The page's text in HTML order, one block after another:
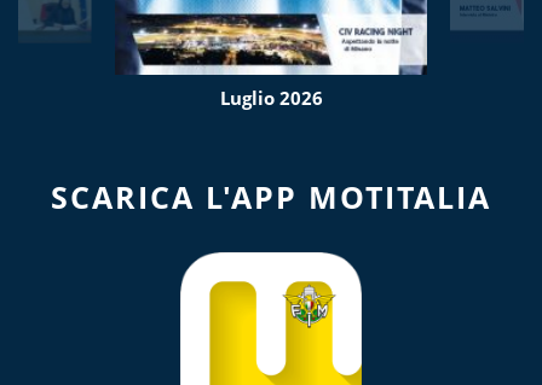
Luglio 2026
SCARICA L'APP MOTITALIA